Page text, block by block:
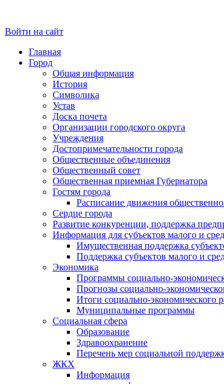
Войти на сайт
Главная
Город
Общая информация
История
Символика
Устав
Доска почета
Организации городского округа
Учреждения
Достопримечательности города
Общественные объединения
Общественный совет
Общественная приемная Губернатора
Гостям города
Расписание движения
Сердце города
Развитие конкуренции, поддержка
Информация для субъектов малого и
Имущественная поддержка
Поддержка субъектов малого и
Экономика
Программы социально-
Прогнозы социально-
Итоги социально-экономического
Муниципальные программы
Социальная сфера
Образование
Здравоохранение
Перечень мер социальной
ЖКХ
Информация